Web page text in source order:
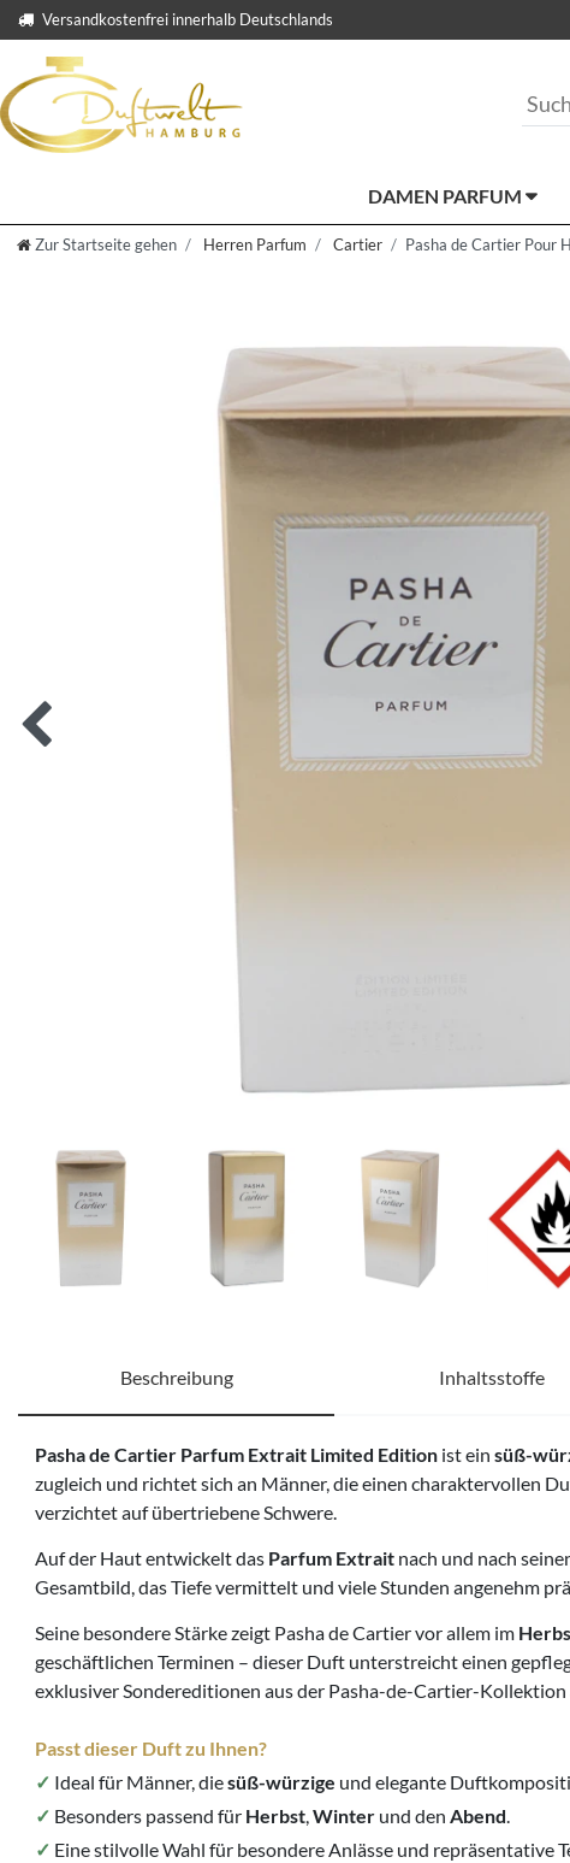
Versandkostenfrei innerhalb Deutschlands
DAMEN PARFUM
Zur Startseite gehen Herren Parfum Cartier Pasha de Cartier Pour
Beschreibung Inhaltsstoffe
Pasha de Cartier Parfum Extrait Limited Edition ist ein süß-
zugleich und richtet sich an Männer, die einen charaktervollen
verzichtet auf übertriebene Schwere.
Auf der Haut entwickelt das Parfum Extrait nach und nach
Gesamtbild, das Tiefe vermittelt und viele Stunden angenehm
Seine besondere Stärke zeigt Pasha de Cartier vor allem im
geschäftlichen Terminen – dieser Duft unterstreicht einen
exklusiver Sondereditionen aus der Pasha-de-Cartier-Kollektion
Passt dieser Duft zu Ihnen?
✓ Ideal für Männer, diesüß-würzige und elegante
✓ Besonders passend für Herbst,Winter und den Abend.
✓ Eine stilvolle Wahl für besondere Anlässe und repräsentative